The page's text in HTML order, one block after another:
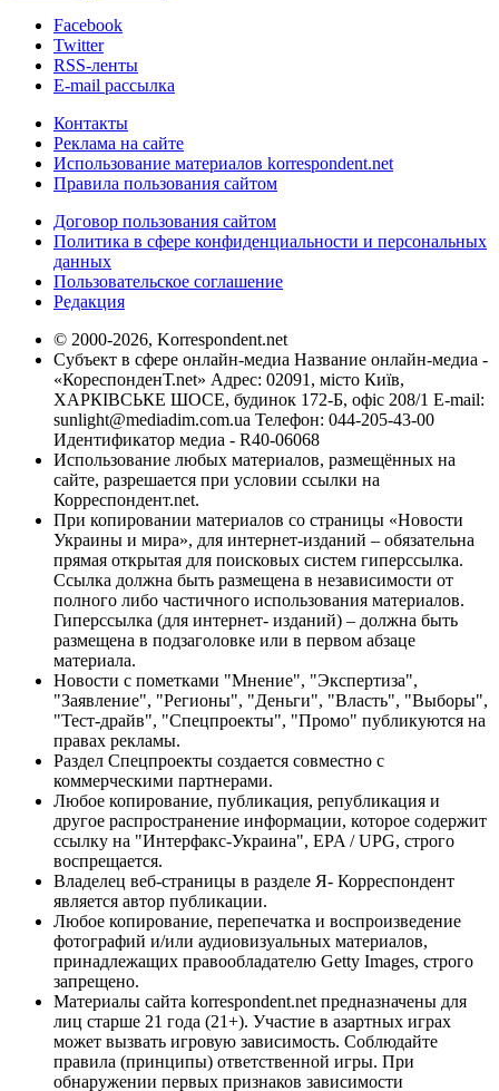
Facebook
Twitter
RSS-ленты
E-mail рассылка
Контакты
Реклама на сайте
Использование материалов korrespondent.net
Правила пользования сайтом
Договор пользования сайтом
Политика в сфере конфиденциальности и персональных
данных
Пользовательское соглашение
Редакция
© 2000-2026, Korrespondent.net
Субъект в сфере онлайн-медиа Название онлайн-медиа -
«КореспонденТ.net» Адрес: 02091, місто Київ,
ХАРКІВСЬКЕ ШОСЕ, будинок 172-Б, офіс 208/1 E-mail:
sunlight@mediadim.com.ua Телефон: 044-205-43-00
Идентификатор медиа - R40-06068
Использование любых материалов, размещённых на
сайте, разрешается при условии ссылки на
Корреспондент.net.
При копировании материалов со страницы «Новости
Украины и мира», для интернет-изданий – обязательна
прямая открытая для поисковых систем гиперссылка.
Ссылка должна быть размещена в независимости от
полного либо частичного использования материалов.
Гиперссылка (для интернет- изданий) – должна быть
размещена в подзаголовке или в первом абзаце
материала.
Новости с пометками "Мнение", "Экспертиза",
"Заявление", "Регионы", "Деньги", "Власть", "Выборы",
"Тест-драйв", "Спецпроекты", "Промо" публикуются на
правах рекламы.
Раздел Спецпроекты создается совместно с
коммерческими партнерами.
Любое копирование, публикация, републикация и
другое распространение информации, которое содержит
ссылку на "Интерфакс-Украина", EPA / UPG, строго
воспрещается.
Владелец веб-страницы в разделе Я- Корреспондент
является автор публикации.
Любое копирование, перепечатка и воспроизведение
фотографий и/или аудиовизуальных материалов,
принадлежащих правообладателю Getty Images, строго
запрещено.
Материалы сайта korrespondent.net предназначены для
лиц старше 21 года (21+). Участие в азартных играх
может вызвать игровую зависимость. Соблюдайте
правила (принципы) ответственной игры. При
обнаружении первых признаков зависимости